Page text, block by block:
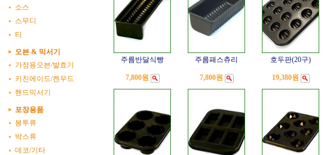
소스
스무디
티
오븐 & 믹서기
가정용오븐/발효기
키친에이드/켄우드
핸드믹서기
포장용품
봉투류
박스류
데코/기타
주름반달식빵
7,800원
주름패스츄리
7,800원
호두판(20구)
19,380원